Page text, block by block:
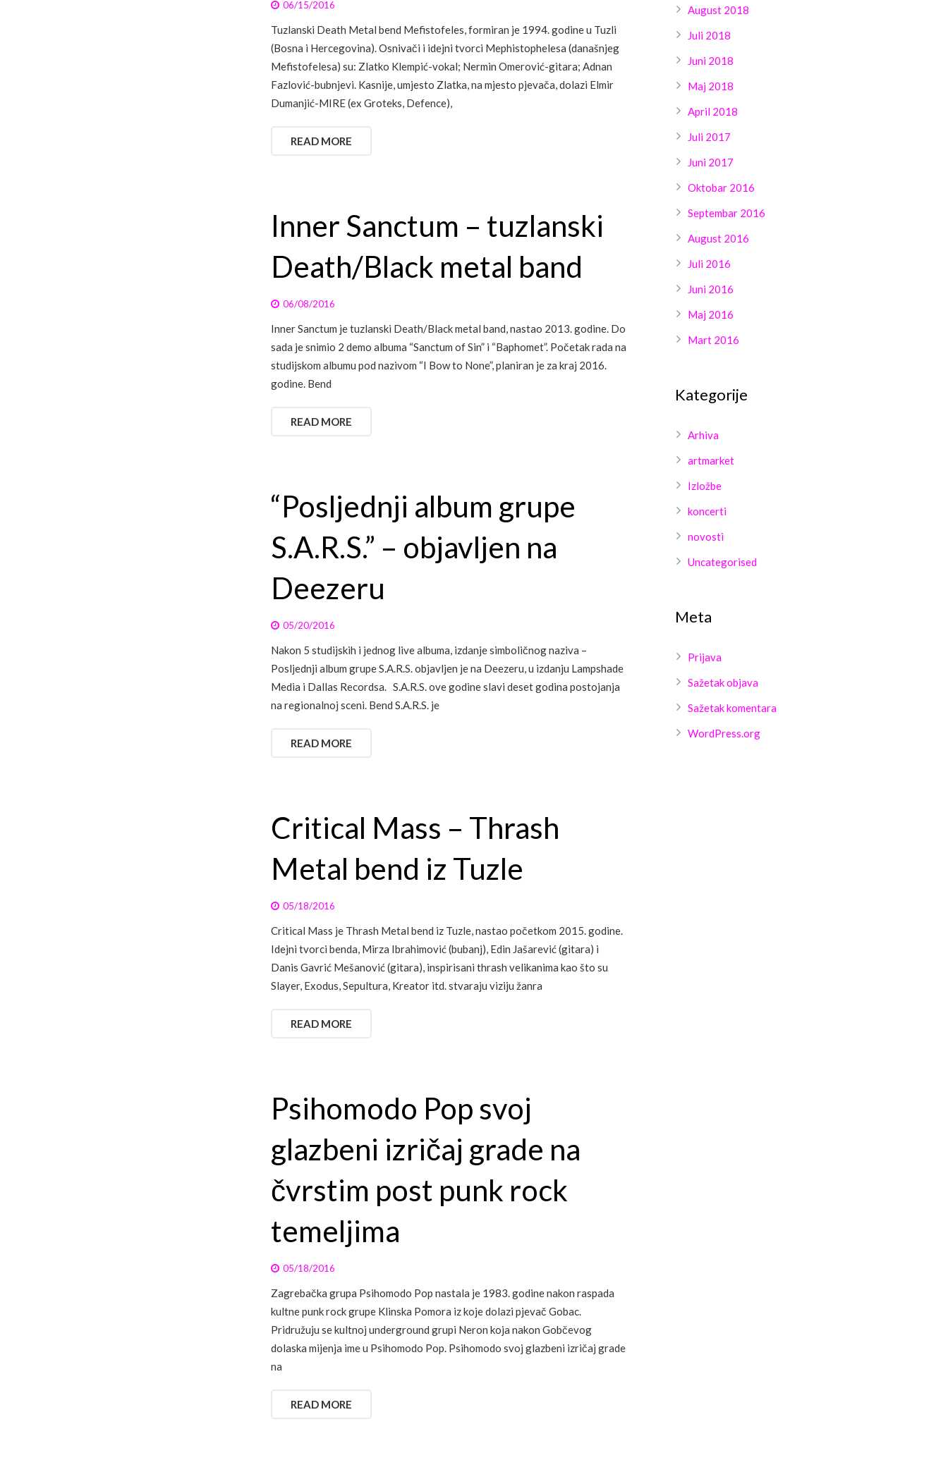
06/15/2016
Tuzlanski Death Metal bend Mefistofeles, formiran je 1994. godine u Tuzli
(Bosna i Hercegovina). Osnivači i idejni tvorci Mephistophelesa (današnjeg
Mefistofelesa) su: Zlatko Klempić-vokal; Nermin Omerović-gitara; Adnan
Fazlović-bubnjevi. Kasnije, umjesto Zlatka, na mjesto pjevača, dolazi Elmir
Dumanjić-MIRE (ex Groteks, Defence),
READ MORE
Inner Sanctum – tuzlanski
Death/Black metal band
06/08/2016
Inner Sanctum je tuzlanski Death/Black metal band, nastao 2013. godine. Do
sada je snimio 2 demo albuma “Sanctum of Sin” i “Baphomet”. Početak rada na
studijskom albumu pod nazivom “I Bow to None”, planiran je za kraj 2016.
godine. Bend
READ MORE
“Posljednji album grupe
S.A.R.S.” – objavljen na
Deezeru
05/20/2016
Nakon 5 studijskih i jednog live albuma, izdanje simboličnog naziva –
Posljednji album grupe S.A.R.S. objavljen je na Deezeru, u izdanju Lampshade
Media i Dallas Recordsa. S.A.R.S. ove godine slavi deset godina postojanja
na regionalnoj sceni. Bend S.A.R.S. je
READ MORE
Critical Mass – Thrash
Metal bend iz Tuzle
05/18/2016
Critical Mass je Thrash Metal bend iz Tuzle, nastao početkom 2015. godine.
Idejni tvorci benda, Mirza Ibrahimović (bubanj), Edin Jašarević (gitara) i
Danis Gavrić Mešanović (gitara), inspirisani thrash velikanima kao što su
Slayer, Exodus, Sepultura, Kreator itd. stvaraju viziju žanra
READ MORE
Psihomodo Pop svoj
glazbeni izričaj grade na
čvrstim post punk rock
temeljima
05/18/2016
Zagrebačka grupa Psihomodo Pop nastala je 1983. godine nakon raspada
kultne punk rock grupe Klinska Pomora iz koje dolazi pjevač Gobac.
Pridružuju se kultnoj underground grupi Neron koja nakon Gobčevog
dolaska mijenja ime u Psihomodo Pop. Psihomodo svoj glazbeni izričaj grade
na
READ MORE
August 2018
Juli 2018
Juni 2018
Maj 2018
April 2018
Juli 2017
Juni 2017
Oktobar 2016
Septembar 2016
August 2016
Juli 2016
Juni 2016
Maj 2016
Mart 2016
Kategorije
Arhiva
artmarket
Izložbe
koncerti
novosti
Uncategorised
Meta
Prijava
Sažetak objava
Sažetak komentara
WordPress.org